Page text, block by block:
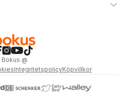
Bokus @
IntegritetspolicyKöpvillkor